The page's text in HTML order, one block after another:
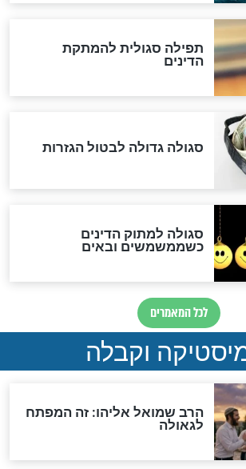
המאמרים
הימים
אפשר לחשב את הקץ?
יהיה בימות המשיח?
הגאולה תהיה אפיקורסות
גדולה מאוד של